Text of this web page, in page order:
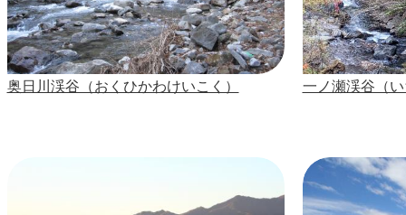
奥日川渓谷（おくひかわけいこく） 一ノ瀬渓谷（